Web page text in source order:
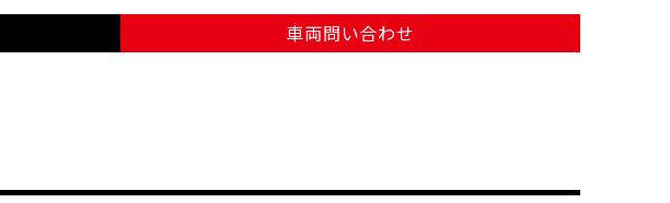
車両問い合わせ